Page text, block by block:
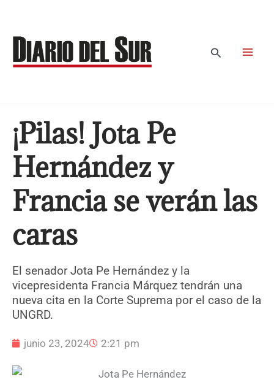
contenido
Buscar
¡Pilas! Jota Pe
Hernández y
Francia se verán las
caras
El senador Jota Pe Hernández y la
vicepresidenta Francia Márquez tendrán una
nueva cita en la Corte Suprema por el caso de la
UNGRD.
junio 23, 2024 2:21 pm